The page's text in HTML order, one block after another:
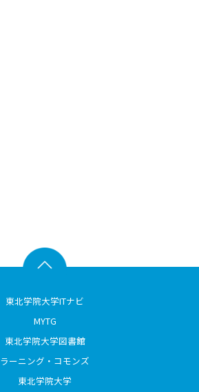
東北学院大学ITナビ
MYTG
東北学院大学図書館
ラーニング・コモンズ
東北学院大学